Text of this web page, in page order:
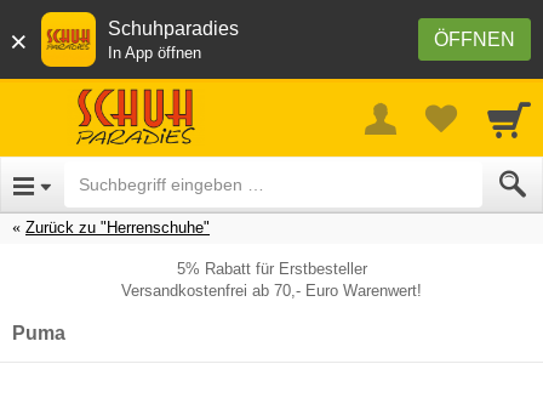
× ÖFFNEN
Schuhparadies
In App öffnen
Zurück zu "Herrenschuhe"
5% Rabatt für Erstbesteller
Versandkostenfrei ab 70,- Euro Warenwert!
Puma